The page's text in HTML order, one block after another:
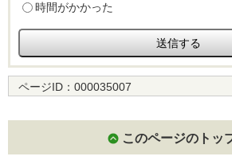
時間がかかった
ページID： 000035007
このページのトッ